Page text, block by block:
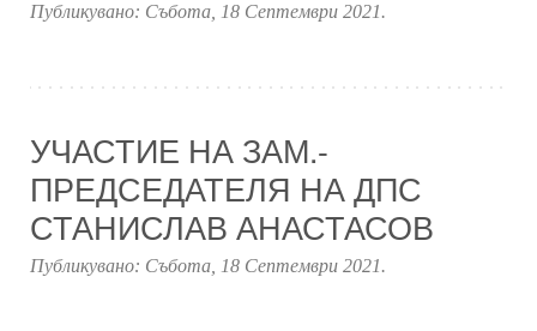
Публикувано: Събота, 18 Септември 2021.
УЧАСТИЕ НА ЗАМ.-
ПРЕДСЕДАТЕЛЯ НА ДПС
СТАНИСЛАВ АНАСТАСОВ
Публикувано: Събота, 18 Септември 2021.